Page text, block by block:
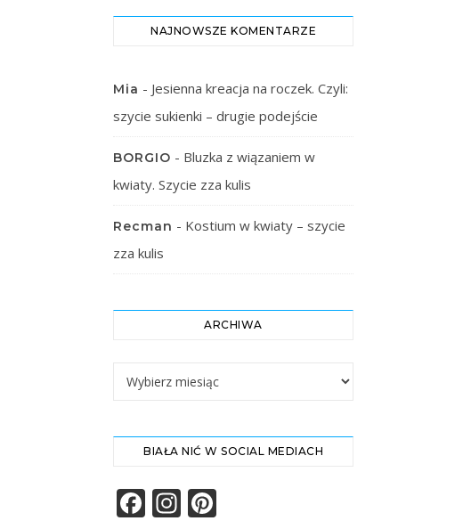
NAJNOWSZE KOMENTARZE
Mia - Jesienna kreacja na roczek. Czyli:
szycie sukienki – drugie podejście
BORGIO - Bluzka z wiązaniem w
kwiaty. Szycie zza kulis
Recman - Kostium w kwiaty – szycie
zza kulis
ARCHIWA
BIAŁA NIĆ W SOCIAL MEDIACH
Facebook
Instagram